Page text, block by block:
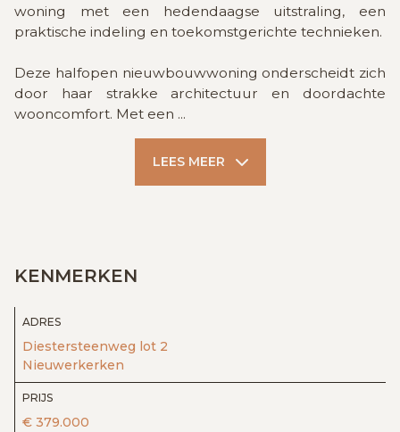
woning met een hedendaagse uitstraling, een
praktische indeling en toekomstgerichte technieken.
Deze halfopen nieuwbouwwoning onderscheidt zich
door haar strakke architectuur en doordachte
wooncomfort. Met een ...
LEES MEER
KENMERKEN
ADRES
Diestersteenweg lot 2
Nieuwerkerken
PRIJS
€ 379.000